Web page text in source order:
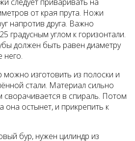
от края прута. Ножи
напротив друга. Важно
градусным углом к горизонтали.
должен быть равен диаметру
него.
изготовить из полоски и
стали. Материал сильно
сворачивается в спираль. Потом
она остынет, и прикрепить к
бур, нужен цилиндр из